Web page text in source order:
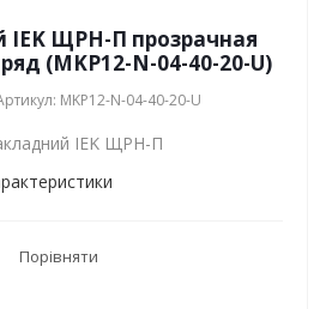
IEK ЩРН-П прозрачная
(MKP12-N-04-40-20-U)
MKP12-N-04-40-20-U
IEK ЩРН-П
Порівняти